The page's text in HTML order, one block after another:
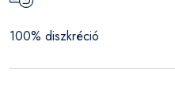
100% diszkréció